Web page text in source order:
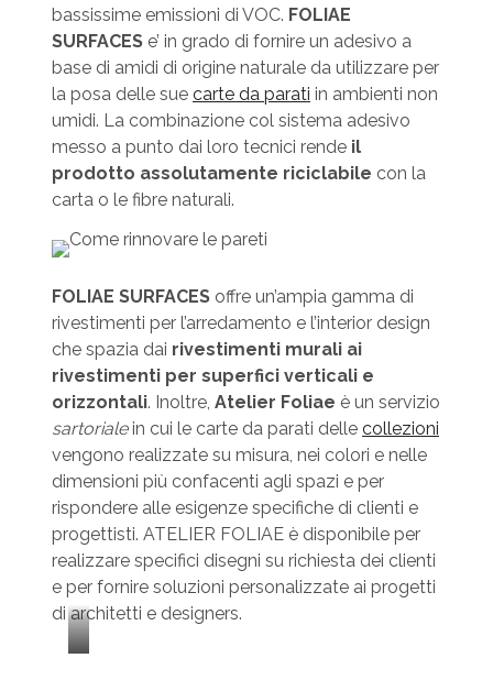
bassissime emissioni di VOC. FOLIAE
SURFACESe’ in grado di fornire un adesivo a
base di amidi di origine naturale da utilizzare per
la posa delle sue carte da parati in ambienti non
umidi. La combinazione col sistema adesivo
messo a punto dai loro tecnici rendeil
prodotto assolutamente riciclabile con la
carta o le fibre naturali.
FOLIAE SURFACESoffre un’ampia gamma di
rivestimenti per l’arredamento e l’interior design
che spazia dai rivestimenti murali ai
rivestimenti per superfici verticali e
orizzontali. Inoltre, Atelier Foliae è un servizio
sartorialein cui le carte da parati delle collezioni
vengono realizzate su misura, nei colori e nelle
dimensioni più confacenti agli spazi e per
rispondere alle esigenze specifiche di clienti e
progettisti. ATELIER FOLIAE è disponibile per
realizzare specifici disegni su richiesta dei clienti
e per fornire soluzioni personalizzate ai progetti
di architetti e designers.